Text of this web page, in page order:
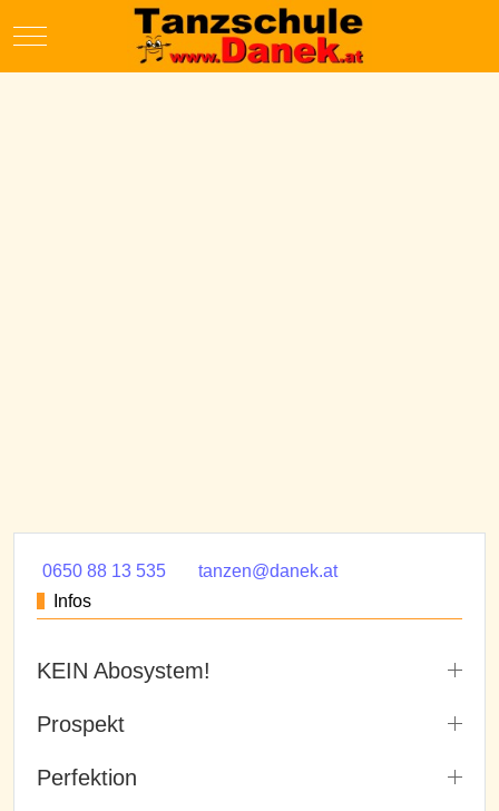
Mobile Menu Toggle
0650 88 13 535
tanzen@danek.at
Infos
KEIN Abosystem!
Prospekt
Perfektion